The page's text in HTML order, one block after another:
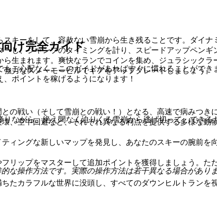
キーをして、容赦ない雪崩から生き残ることです。ダイ
し、ジャンプのタイミングを計り、スピードアップペン
生まれます。爽快なランでコインを集め、ジュラシック
力なスノーモービルでギアをアップグレードしましょう。
の戦い（そして雪崩との戦い！）となる、高速で病みつき
、空中回避など、それぞれ異なる利点を提供する多様な動
ィングな新しいマップを発見し、あなたのスキーの腕前を
リップをマスターして追加ポイントを獲得しましょう。た
たカラフルな世界に没頭し、すべてのダウンヒルトランを
け完全ガイド
ご心配なく。このガイドがあればすぐに慣れることがで
ポイントを稼げるようになります！
ながら、絶え間なく迫りくる雪崩から逃げ切って、でき
な操作方法です。実際の操作方法は若干異なる場合があり